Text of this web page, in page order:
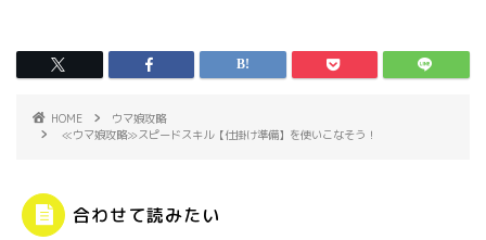
HOME
ウマ娘攻略
≪ウマ娘攻略≫スピードスキル【仕掛け準備】を使いこなそう！
合わせて読みたい